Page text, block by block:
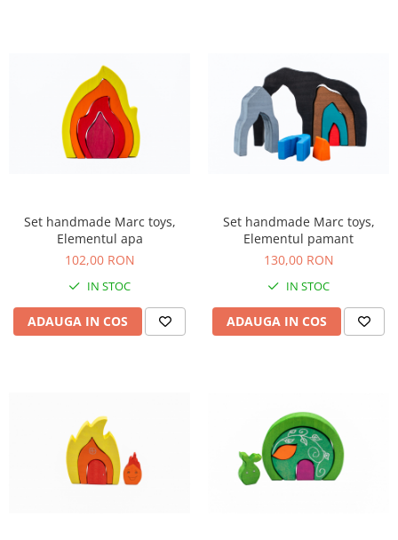
Set handmade Marc toys,
Elementul apa
102,00 RON
IN STOC
ADAUGA IN COS
Set handmade Marc toys,
Elementul pamant
130,00 RON
IN STOC
ADAUGA IN COS